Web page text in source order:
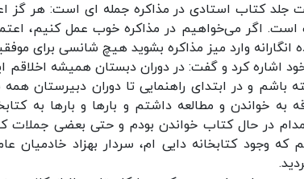
جلد کتاب استادی در مذاکره جمله ای است: هر گز
اگر می‌خواهیم در مذاکره خوب عمل کنیم،
انگارانه وارد میز مذاکره بشوید هیچ شانسی برای
خود اشاره کرد و گفت: در دوران دبستان همیشه اخلاقم
و در ابتدای راهنمایی تا دوران دبیرستان همه
خواندن و مطالعه داشتم و بارها و بارها به
در حال کتاب خواندن بودم و حتی بعضی جملات
وجود کتابخانه دایی ام، سردار بهزاد خادمیان